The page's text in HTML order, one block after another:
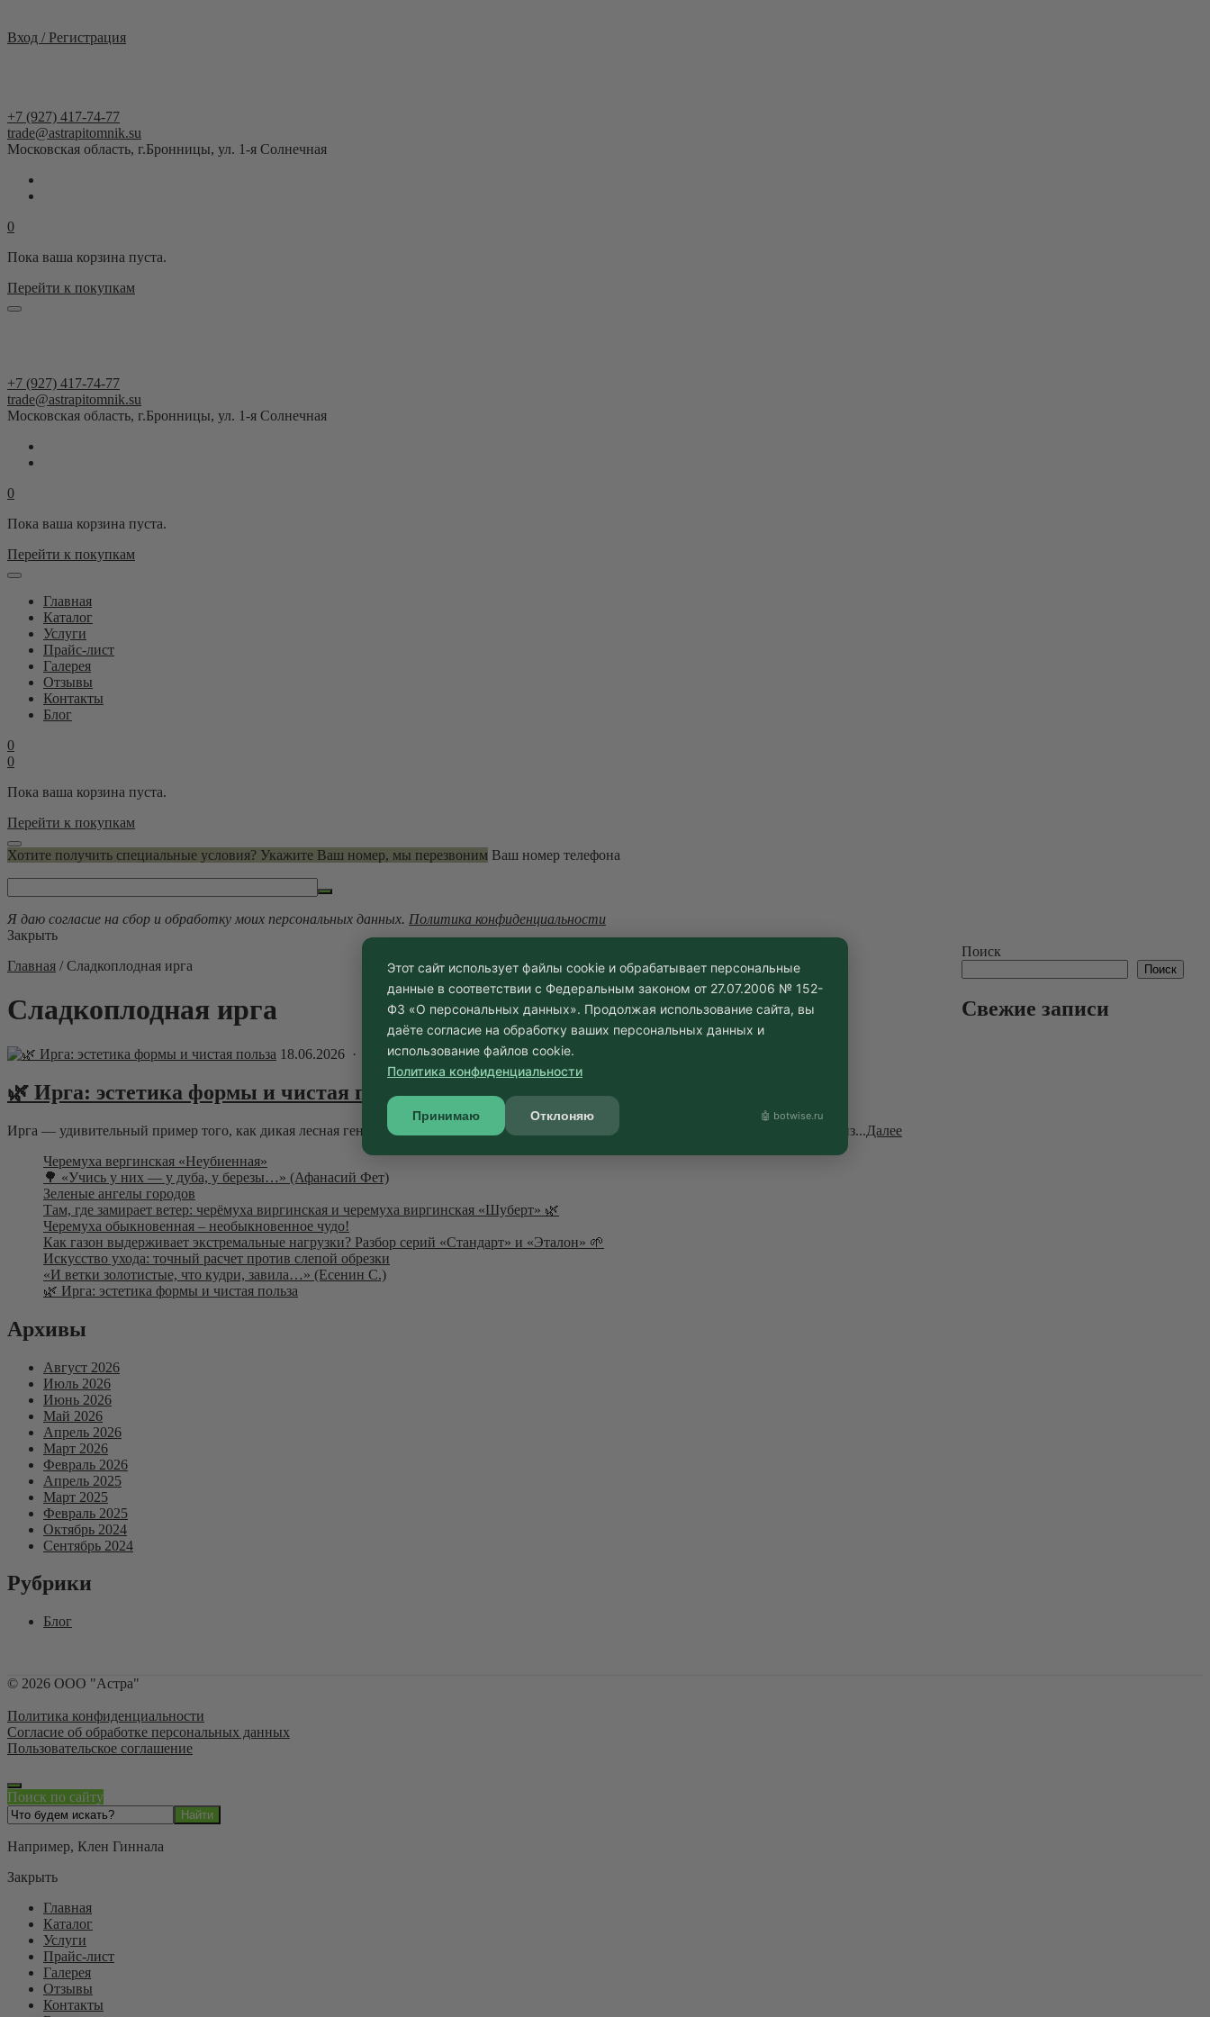
Вход / Регистрация
+7 (927) 417-74-77
trade@astrapitomnik.su
Московская область, г.Бронницы, ул. 1-я Солнечная
0
Пока ваша корзина пуста.
Перейти к покупкам
+7 (927) 417-74-77
trade@astrapitomnik.su
Московская область, г.Бронницы, ул. 1-я Солнечная
0
Пока ваша корзина пуста.
Перейти к покупкам
Главная
Каталог
Услуги
Прайс-лист
Галерея
Отзывы
Контакты
Блог
0
0
Пока ваша корзина пуста.
Перейти к покупкам
Хотите получить специальные условия? Укажите Ваш номер, мы перезвоним Ваш номер телефона
Я даю согласие на сбор и обработку моих персональных данных. Политика конфиденциальности
Закрыть
Главная /Сладкоплодная ирга
Сладкоплодная ирга
18.06.2026 · Блог
🌿 Ирга: эстетика формы и чистая польза
Ирга — удивительный пример того, как дикая лесная генетика превратилась в культуру высокой ландшафтной моды. Растение родом из...Далее
Поиск
Поиск
Свежие записи
Черемуха вергинская «Неубиенная»
🌳 «Учись у них — у дуба, у березы…» (Афанасий Фет)
Зеленые ангелы городов
Там, где замирает ветер: черёмуха виргинская и черемуха виргинская «Шуберт» 🌿
Черемуха обыкновенная – необыкновенное чудо!
Как газон выдерживает экстремальные нагрузки? Разбор серий «Стандарт» и «Эталон» 🌱
Искусство ухода: точный расчет против слепой обрезки
«И ветки золотистые, что кудри, завила…» (Есенин С.)
🌿 Ирга: эстетика формы и чистая польза
Архивы
Август 2026
Июль 2026
Июнь 2026
Май 2026
Апрель 2026
Март 2026
Февраль 2026
Апрель 2025
Март 2025
Февраль 2025
Октябрь 2024
Сентябрь 2024
Рубрики
Блог
© 2026 ООО "Астра"
Политика конфиденциальности
Согласие об обработке персональных данных
Пользовательское соглашение
Поиск по сайту
Например, Клен Гиннала
Закрыть
Главная
Каталог
Услуги
Прайс-лист
Галерея
Отзывы
Контакты
Этот сайт использует файлы cookie и обрабатывает персональные
данные в соответствии с Федеральным законом от 27.07.2006 № 152-
ФЗ «О персональных данных». Продолжая использование сайта, вы
даёте согласие на обработку ваших персональных данных и
использование файлов cookie.
Политика конфиденциальности
Принимаю Отклоняю 🤖 botwise.ru